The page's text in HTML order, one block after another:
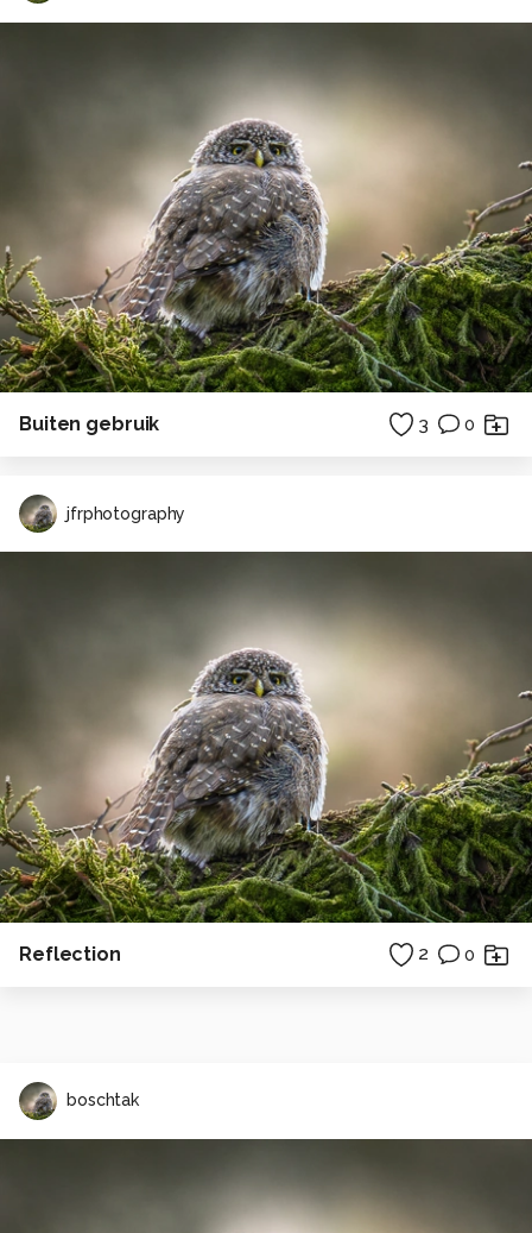
Buiten gebruik 3 0
jfrphotography
Reflection 2 0
boschtak